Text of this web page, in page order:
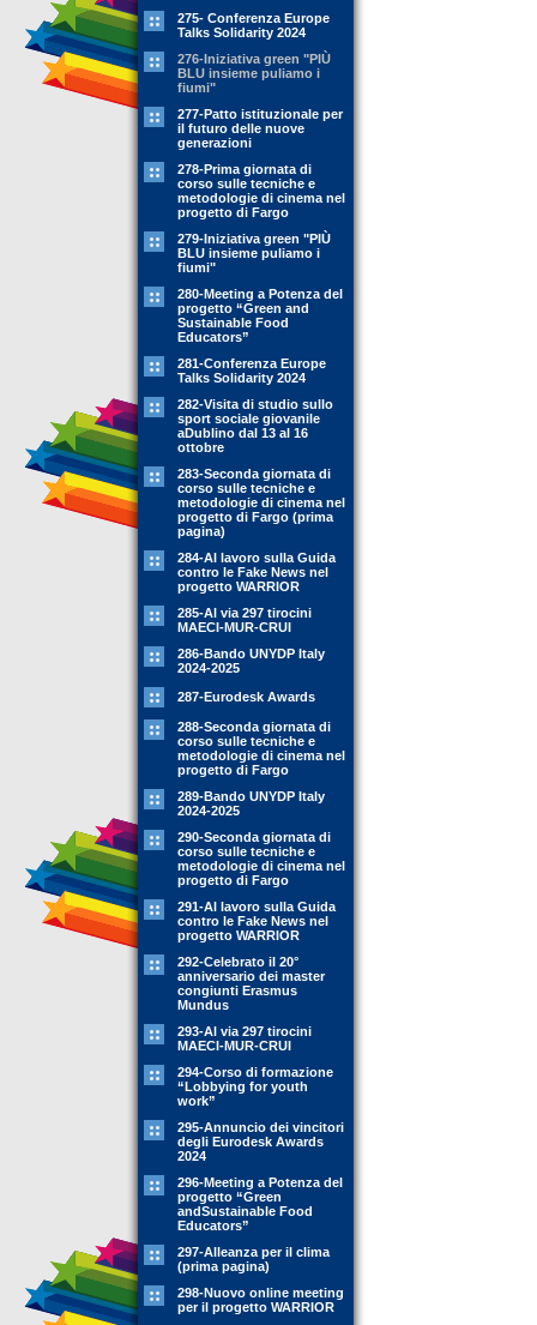
275- Conferenza Europe
Talks Solidarity 2024
276-Iniziativa green "PIÙ
BLU insieme puliamo i
fiumi"
277-Patto istituzionale per
il futuro delle nuove
generazioni
278-Prima giornata di
corso sulle tecniche e
metodologie di cinema nel
progetto di Fargo
279-Iniziativa green "PIÙ
BLU insieme puliamo i
fiumi"
280-Meeting a Potenza del
progetto “Green and
Sustainable Food
Educators”
281-Conferenza Europe
Talks Solidarity 2024
282-Visita di studio sullo
sport sociale giovanile
aDublino dal 13 al 16
ottobre
283-Seconda giornata di
corso sulle tecniche e
metodologie di cinema nel
progetto di Fargo (prima
pagina)
284-Al lavoro sulla Guida
contro le Fake News nel
progetto WARRIOR
285-Al via 297 tirocini
MAECI-MUR-CRUI
286-Bando UNYDP Italy
2024-2025
287-Eurodesk Awards
288-Seconda giornata di
corso sulle tecniche e
metodologie di cinema nel
progetto di Fargo
289-Bando UNYDP Italy
2024-2025
290-Seconda giornata di
corso sulle tecniche e
metodologie di cinema nel
progetto di Fargo
291-Al lavoro sulla Guida
contro le Fake News nel
progetto WARRIOR
292-Celebrato il 20°
anniversario dei master
congiunti Erasmus
Mundus
293-Al via 297 tirocini
MAECI-MUR-CRUI
294-Corso di formazione
“Lobbying for youth
work”
295-Annuncio dei vincitori
degli Eurodesk Awards
2024
296-Meeting a Potenza del
progetto “Green
andSustainable Food
Educators”
297-Alleanza per il clima
(prima pagina)
298-Nuovo online meeting
per il progetto WARRIOR